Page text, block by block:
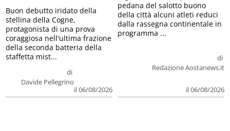
di
Davide Pellegrino
il 06/08/2026
Buon debutto iridato della
stellina della Cogne,
protagonista di una prova
coraggiosa nell'ultima frazione
della seconda batteria della
staffetta mist...
di
Redazione Aostanews.it
il 06/08/2026
pedana del salotto buono
della città alcuni atleti reduci
dalla rassegna continentale in
programma ...